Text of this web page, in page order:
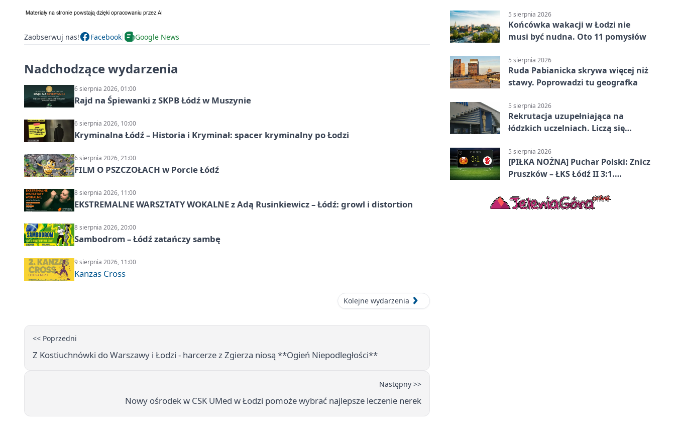
Zaobserwuj nas! Facebook Google News
Nadchodzące wydarzenia
6 sierpnia 2026, 01:00
Rajd na Śpiewanki z SKPB Łódź w Muszynie
6 sierpnia 2026, 10:00
Kryminalna Łódź – Historia i Kryminał: spacer kryminalny po Łodzi
6 sierpnia 2026, 21:00
FILM O PSZCZOŁACH w Porcie Łódź
8 sierpnia 2026, 11:00
EKSTREMALNE WARSZTATY WOKALNE z Adą Rusinkiewicz – Łódź: growl i distortion
8 sierpnia 2026, 20:00
Sambodrom – Łódź zatańczy sambę
9 sierpnia 2026, 11:00
Kanzas Cross
Kolejne wydarzenia
<< Poprzedni
Z Kostiuchnówki do Warszawy i Łodzi - harcerze z Zgierza niosą **Ogień Niepodległości**
Następny >>
Nowy ośrodek w CSK UMed w Łodzi pomoże wybrać najlepsze leczenie nerek
5 sierpnia 2026
Końcówka wakacji w Łodzi nie
musi być nudna. Oto 11 pomysłów
5 sierpnia 2026
Ruda Pabianicka skrywa więcej niż
stawy. Poprowadzi tu geografka
5 sierpnia 2026
Rekrutacja uzupełniająca na
łódzkich uczelniach. Liczą się
5 sierpnia 2026
[PIŁKA NOŻNA] Puchar Polski: Znicz
Pruszków – ŁKS Łódź II 3:1.